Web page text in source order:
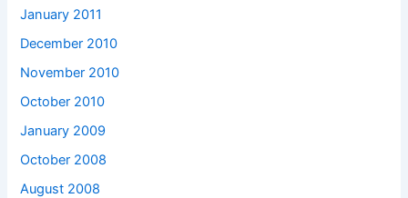
January 2011
December 2010
November 2010
October 2010
January 2009
October 2008
August 2008